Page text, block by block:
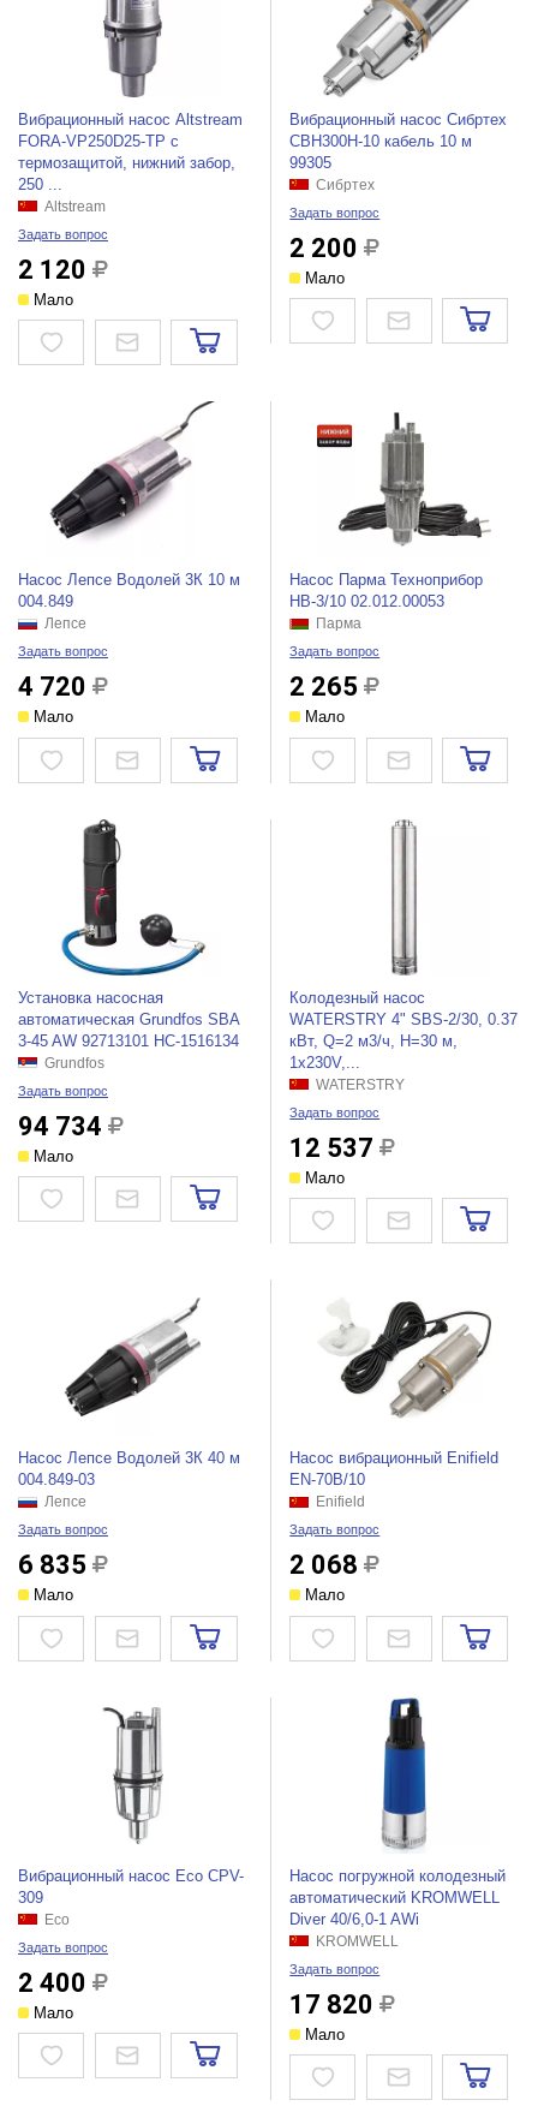
Вибрационный насос Altstream
FORA-VP250D25-ТР с
термозащитой, нижний забор,
250 ...
Altstream
Задать вопрос
2 120
Мало
Вибрационный насос Сибртех
СВН300Н-10 кабель 10 м
99305
Сибртех
Задать вопрос
2 200
Мало
Насос Лепсе Водолей 3К 10 м
004.849
Лепсе
Задать вопрос
4 720
Мало
Насос Парма Техноприбор
НВ-3/10 02.012.00053
Парма
Задать вопрос
2 265
Мало
Установка насосная
автоматическая Grundfos SBA
3-45 AW 92713101 НС-1516134
Grundfos
Задать вопрос
94 734
Мало
Колодезный насос
WATERSTRY 4" SBS-2/30, 0.37
кВт, Q=2 м3/ч, H=30 м,
1x230V,...
WATERSTRY
Задать вопрос
12 537
Мало
Насос Лепсе Водолей 3К 40 м
004.849-03
Лепсе
Задать вопрос
6 835
Мало
Насос вибрационный Enifield
EN-70B/10
Enifield
Задать вопрос
2 068
Мало
Вибрационный насос Eco CPV-
309
Eco
Задать вопрос
2 400
Мало
Насос погружной колодезный
автоматический KROMWELL
Diver 40/6,0-1 AWi
KROMWELL
Задать вопрос
17 820
Мало